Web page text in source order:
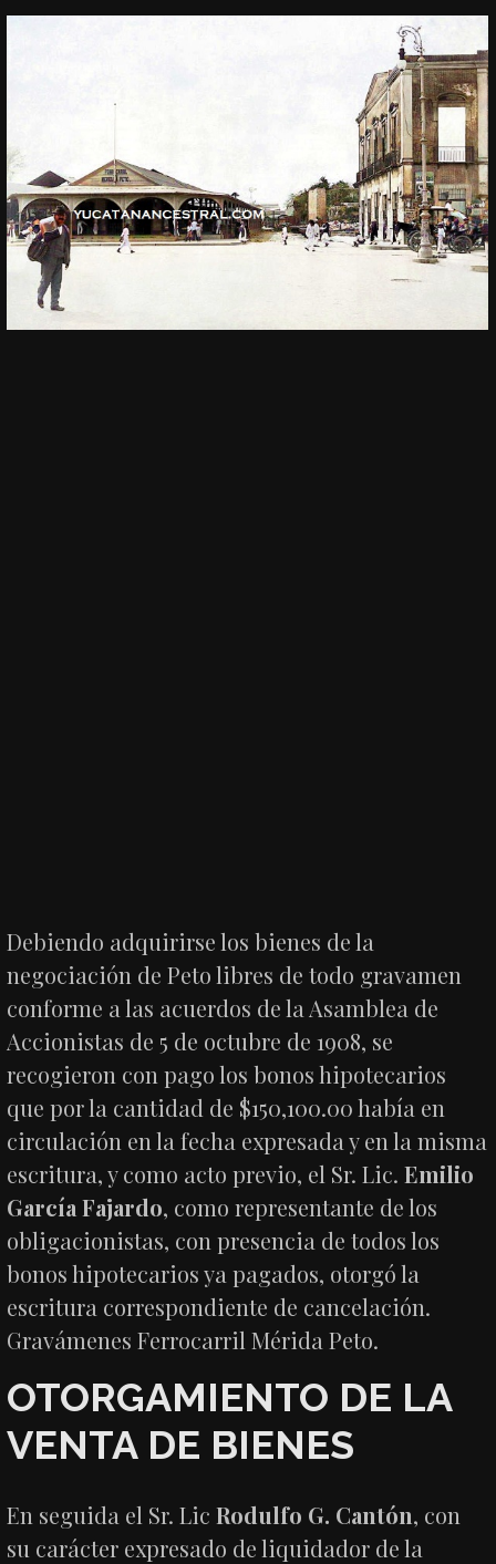
Debiendo adquirirse los bienes de la
negociación de Peto libres de todo gravamen
conforme a las acuerdos de la Asamblea de
Accionistas de 5 de octubre de 1908, se
recogieron con pago los bonos hipotecarios
que por la cantidad de $150,100.00 había en
circulación en la fecha expresada y en la misma
escritura, y como acto previo, el Sr. Lic.Emilio
García Fajardo, como representante de los
obligacionistas, con presencia de todos los
bonos hipotecarios ya pagados, otorgó la
escritura correspondiente de cancelación.
Gravámenes Ferrocarril Mérida Peto.
OTORGAMIENTO DE LA
VENTA DE BIENES
En seguida el Sr. LicRodulfo G. Cantón, con
su carácter expresado de liquidador de la